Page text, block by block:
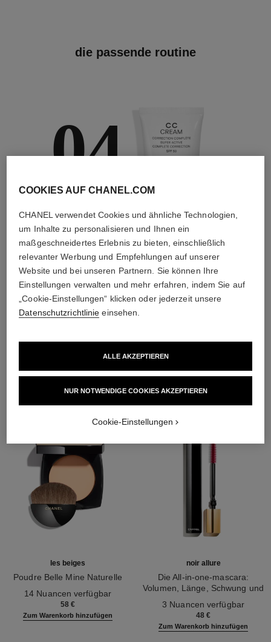
die passende routine
04
Mit Tages- und
Nachtcremes,
Sonnenschutz,
Sprays gegen
Umweltschadstoffe
und mehr
DIE PERFEKTE KOMBINATION
les beiges
Poudre Belle Mine Naturelle
14 Nuancen verfügbar
58 €
Zum Warenkorb hinzufügen
noir allure
Die All-in-one-mascara:
Volumen, Länge, Schwung und
3 Nuancen verfügbar
48 €
Zum Warenkorb hinzufügen
COOKIES AUF CHANEL.COM
CHANEL verwendet Cookies und ähnliche Technologien,
um Inhalte zu personalisieren und Ihnen ein
maßgeschneidertes Erlebnis zu bieten, einschließlich
relevanter Werbung und Empfehlungen auf unserer
Website und bei unseren Partnern. Sie können Ihre
Einstellungen verwalten und mehr erfahren, indem Sie auf
„Cookie-Einstellungen“ klicken oder jederzeit unsere
Datenschutzrichtlinie einsehen.
NUR NOTWENDIGE COOKIES AKZEPTIEREN
ALLE AKZEPTIEREN
Cookie-Einstellungen